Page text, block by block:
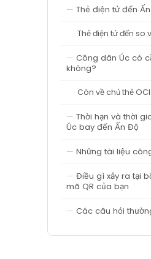
Thẻ điện tử đến
Thẻ điện tử đến so
Công dân Úc có
không?
Còn về chủ thẻ
Thời hạn và thời
Úc bay đến Ấn Độ
Những tài liệu
Điều gì xảy ra tại
mã QR của bạn
Các câu hỏi